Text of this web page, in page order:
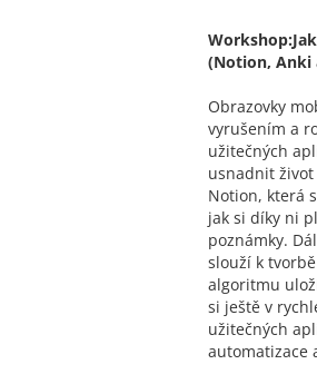
(Notion, Anki
Obrazovky
vyrušením a
užitečných
usnadnit
Notion, která
jak si díky ni
poznámky.
slouží k
algoritmu
si ještě v
užitečných
automatizace